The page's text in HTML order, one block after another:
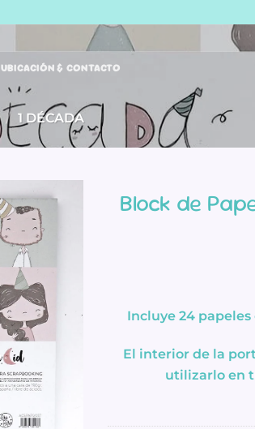
UBICACIÓN & CONTACTO
/ 1 DÉCADA
Block de
Incluye 24 papeles
El interior de la
utilizarlo en